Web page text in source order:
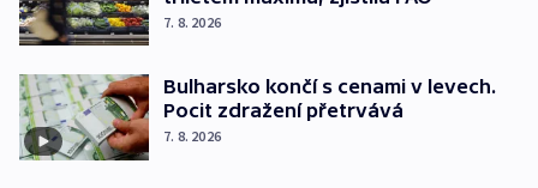
7. 8. 2026
Bulharsko končí s cenami v levech.
Pocit zdražení přetrvává
7. 8. 2026